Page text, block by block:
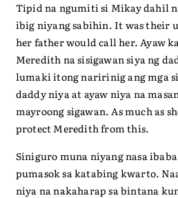
Tipid na ngumiti si Mikay dahil
ibig niyang sabihin. It was their
her father would call her. Ayaw
Meredith na sisigawan siya ng
lumaki itong naririnig ang mga
daddy niya at ayaw niya na
mayroong sigawan. As much as
protect Meredith from this.
Siniguro muna niyang nasa
pumasok sa katabing kwarto.
niya na nakaharap sa bintana